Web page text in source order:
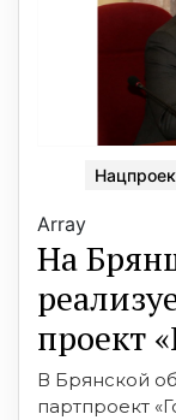
Array
На
проект
В Брянской
партпроект